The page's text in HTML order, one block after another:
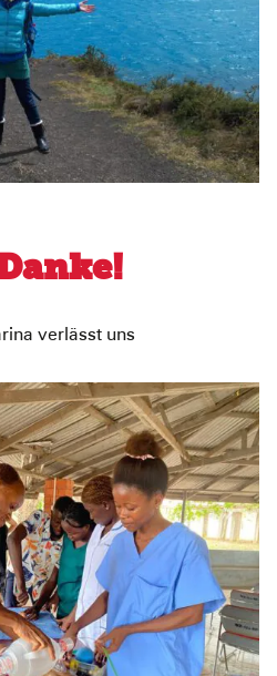
verlässt uns